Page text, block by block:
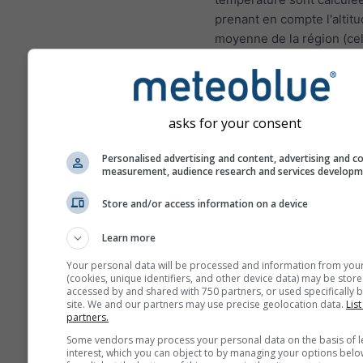
prenant en compte
moyenne de la région
températures pour les
montagnes ou les zones
peuvent être légèrement
différentes des
au lieu choisi. Vous
trouver l'altitude de la
mois, les données sont
agrégations
moyenne, maximale et
sont des agrégations
asks for your consent
Personalised advertising and content, advertising and
measurement, audience research and services
Store and/or access information on a device
Learn more
Your personal data will be processed and information from
(cookies, unique identifiers, and other device data) may be
accessed by and shared with 750 partners, or used specifically
site. We and our partners may use precise geolocation data.
partners.
Some vendors may process your personal data on the basis of
interest, which you can object to by managing your options